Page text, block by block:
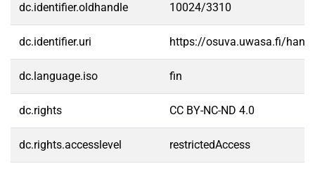
dc.identifier.oldhandle 10024/3310
dc.identifier.uri https://osuva.uwasa.fi/
dc.language.iso fin
dc.rights CC BY-NC-ND 4.0
dc.rights.accesslevel restrictedAccess